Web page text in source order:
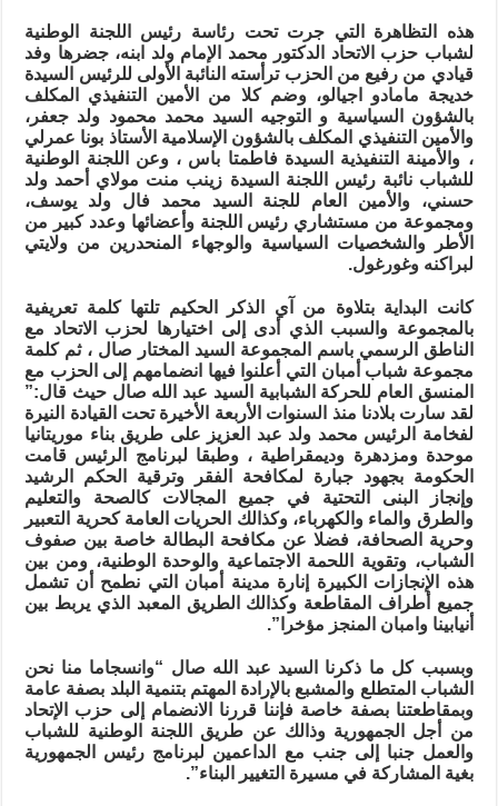
الاتحاد
مغلقة
هذه التظاهرة التي جرت تحت رئاسة رئيس اللجنة الوطنية
لشباب حزب الاتحاد الدكتور محمد الإمام ولد ابنه، جضرها وفد
قيادي من رفيع من الحزب ترأسته النائبة الأولى للرئيس السيدة
خديجة مامادو اجيالو، وضم كلا من الأمين التنفيذي المكلف
بالشؤون السياسية و التوجيه السيد محمد محمود ولد جعفر،
والأمين التنفيذي المكلف بالشؤون الإسلامية الأستاذ بونا عمرلي
، والأمينة التنفيذية السيدة فاطمتا باس ، وعن اللجنة الوطنية
للشباب نائبة رئيس اللجنة السيدة زينب منت مولاي أحمد ولد
حسني، والأمين العام للجنة السيد محمد فال ولد يوسف،
ومجموعة من مستشاري رئيس اللجنة وأعضائها وعدد كبير من
الأطر والشخصيات السياسية والوجهاء المنحدرين من ولايتي
لبراكنه وغورغول.
كانت البداية بتلاوة من آي الذكر الحكيم تلتها كلمة تعريفية
بالمجموعة والسبب الذي أدى إلى اختيارها لحزب الاتحاد مع
الناطق الرسمي باسم المجموعة السيد المختار صال ، ثم كلمة
مجموعة شباب أمبان التي أعلنوا فيها انضمامهم إلى الحزب مع
المنسق العام للحركة الشبابية السيد عبد الله صال حيث قال:”
لقد سارت بلادنا منذ السنوات الأربعة الأخيرة تحت القيادة النيرة
لفخامة الرئيس محمد ولد عبد العزيز على طريق بناء موريتانيا
موحدة ومزدهرة وديمقراطية ، وطبقا لبرنامج الرئيس قامت
الحكومة بجهود جبارة لمكافحة الفقر وترقية الحكم الرشيد
وإنجاز البنى التحتية في جميع المجالات كالصحة والتعليم
والطرق والماء والكهرباء، وكذالك الحريات العامة كحرية التعبير
وحرية الصحافة، فضلا عن مكافحة البطالة خاصة بين صفوف
الشباب، وتقوية اللحمة الاجتماعية والوحدة الوطنية، ومن بين
هذه الإنجازات الكبيرة إنارة مدينة أمبان التي نطمح أن تشمل
جميع أطراف المقاطعة وكذالك الطريق المعبد الذي يربط بين
أنيابينا وامبان المنجز مؤخرا”.
وبسبب كل ما ذكرنا السيد عبد الله صال “وانسجاما منا نحن
الشباب المتطلع والمشبع بالإرادة المهتم بتنمية البلد بصفة عامة
وبمقاطعتنا بصفة خاصة فإننا قررنا الانضمام إلى حزب الإتحاد
من أجل الجمهورية وذالك عن طريق اللجنة الوطنية للشباب
والعمل جنبا إلى جنب مع الداعمين لبرنامج رئيس الجمهورية
بغية المشاركة في مسيرة التغيير البناء”.